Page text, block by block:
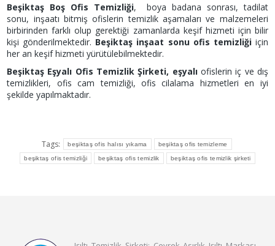
Beşiktaş Boş Ofis Temizliği, boya badana sonrası, tadilat
sonu, inşaatı bitmiş ofislerin temizlik aşamaları ve malzemeleri
birbirinden farklı olup gerektiği zamanlarda keşif hizmeti için bilir
kişi gönderilmektedir. Beşiktaş inşaat sonu ofis temizliği için
her an keşif hizmeti yürütülebilmektedir.
Beşiktaş Eşyalı Ofis Temizlik Şirketi, eşyalı ofislerin iç ve dış
temizlikleri, ofis cam temizliği, ofis cilalama hizmetleri en iyi
şekilde yapılmaktadır.
Tags: beşiktaş ofis halısı yıkama beşiktaş ofis temizleme
beşiktaş ofis temizliği beşiktaş ofis temizlik beşiktaş ofis temizlik şirketi